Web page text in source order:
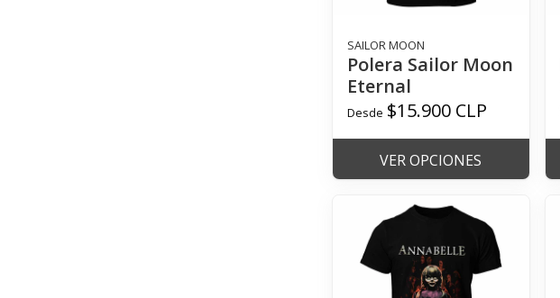
SAILOR MOON
Polera Sailor Moon
Eternal
Desde $15.900 CLP
VER OPCIONES